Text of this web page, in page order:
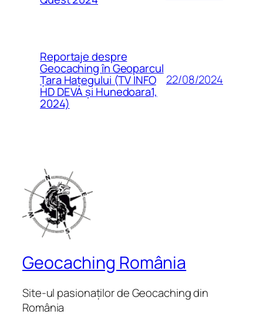
Reportaje despre
Geocaching în Geoparcul
Țara Hațegului (TV INFO
HD DEVA și Hunedoara1,
2024)
22/08/2024
Geocaching România
Site-ul pasionaților de Geocaching din
România